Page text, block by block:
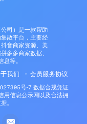
司）是一款帮助
散平台，主要经
音商家资源、美
多多商家数据、
等。
我们 会员服务协议
号-7 数据合规凭证
用信息公示网以及合法拥
。